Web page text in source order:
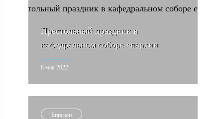
Престольный праздник в
кафедральном соборе епархии
8 мая 2022
Епископ